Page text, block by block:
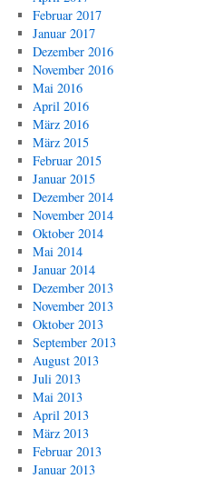
Februar 2017
Januar 2017
Dezember 2016
November 2016
Mai 2016
April 2016
März 2016
März 2015
Februar 2015
Januar 2015
Dezember 2014
November 2014
Oktober 2014
Mai 2014
Januar 2014
Dezember 2013
November 2013
Oktober 2013
September 2013
August 2013
Juli 2013
Mai 2013
April 2013
März 2013
Februar 2013
Januar 2013